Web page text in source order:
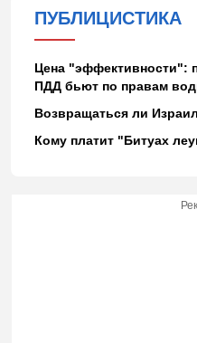
ПУБЛИЦИСТИКА
Цена "эффективности":
ПДД бьют по правам
Возвращаться ли
Кому платит "Битуах